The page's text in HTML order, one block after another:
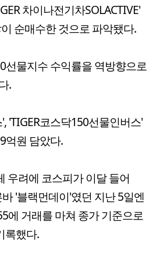
차이나전기차SOLACTIVE'
순매수한 것으로 파악됐다.
선물지수 수익률을 역방향으로
.
'TIGER코스닥150선물인버스'
억원 담았다.
우려에 코스피가 이달 들어
'블랙먼데이'였던 지난 5일엔
에 거래를 마쳐 종가 기준으로
록했다.